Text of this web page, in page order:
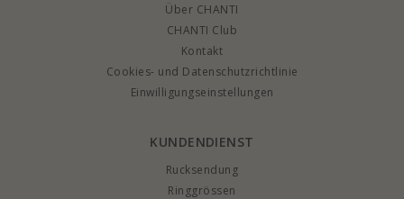
Über CHANTI
CHANTI Club
Kontakt
Cookies- und Datenschutzrichtlinie
Einwilligungseinstellungen
KUNDENDIENST
Rucksendung
Ringgrössen